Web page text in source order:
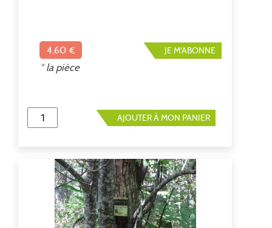
JE M'ABONNE
4,60 €
* la pièce
AJOUTER À MON PANIER